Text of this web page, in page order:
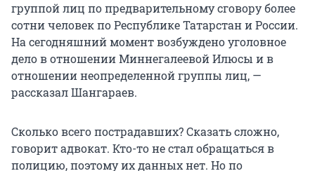
группой лиц по предварительному сговору более
сотни человек по Республике Татарстан и России.
На сегодняшний момент возбуждено уголовное
дело в отношении Миннегалеевой Илюсы и в
отношении неопределенной группы лиц, —
рассказал Шангараев.
Сколько всего пострадавших? Сказать сложно,
говорит адвокат. Кто-то не стал обращаться в
полицию, поэтому их данных нет. Но по